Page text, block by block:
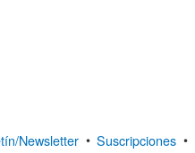
Newsletter • Suscripciones •